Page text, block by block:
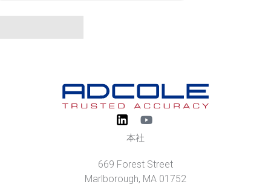
Y
o
b
e
本社
669 Forest Street
Marlborough, MA 01752